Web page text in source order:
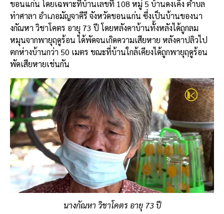
ขอนแก่น โดยเฉพาะที่บ้านเลขที่ 108 หมู่ 5 บ้านดงเค็ง ตำบล
ท่าศาลา อำเภอมัญจาคีรี จังหวัดขอนแก่น ซึ่งเป็นบ้านของนา
งกัณหา วิชาโคตร อายุ 73 ปี โดยหลังคาบ้านทั้งหลังได้ถูกลม
หมุนจากพายุฤดูร้อน ได้พัดจนเกิดความเสียหาย หลังคาปลิวไป
ตกห่างบ้านกว่า 50 เมตร ขณะที่บ้านใกล้เคียงได้ถูกพายุฤดูร้อน
พัดเสียหายเช่นกัน
นางกัณหา วิชาโคตร อายุ 73 ปี